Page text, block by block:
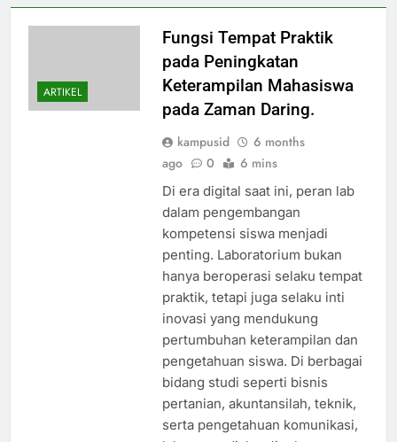
ARTIKEL
Fungsi Tempat Praktik
pada Peningkatan
Keterampilan Mahasiswa
pada Zaman Daring.
kampusid
6 months
ago
0 6 mins
Di era digital saat ini, peran lab
dalam pengembangan
kompetensi siswa menjadi
penting. Laboratorium bukan
hanya beroperasi selaku tempat
praktik, tetapi juga selaku inti
inovasi yang mendukung
pertumbuhan keterampilan dan
pengetahuan siswa. Di berbagai
bidang studi seperti bisnis
pertanian, akuntansilah, teknik,
serta pengetahuan komunikasi,